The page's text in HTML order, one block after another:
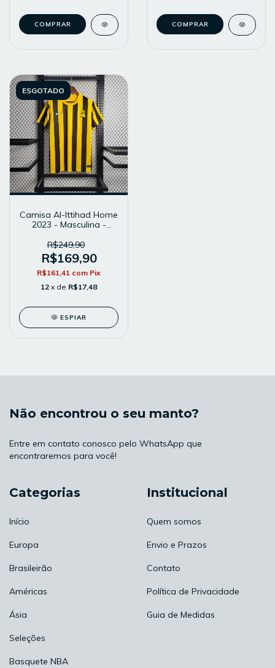
COMPRAR COMPRAR
ESGOTADO
Camisa Al-Ittihad Home
2023 - Masculina -
Amarela
R$249,90
R$169,90
R$161,41 com Pix
12 x de R$17,48
ESPIAR
Não encontrou o seu manto?
Entre em contato conosco pelo WhatsApp que
encontraremos para você!
Categorias
Início
Europa
Brasileirão
Américas
Ásia
Seleções
Basquete NBA
Institucional
Quem somos
Envio e Prazos
Contato
Política de Privacidade
Guia de Medidas